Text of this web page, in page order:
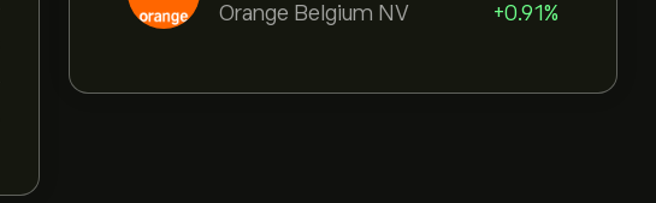
Orange Belgium NV
+0.91%